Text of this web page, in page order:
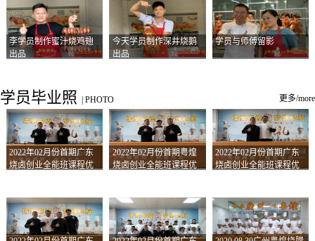
李学员制作蜜汁烧鸡翅
出品
今天学员制作深井烧鹅
出品
学员与师傅留影
学员毕业照 PHOTO 更多/more
2022年02月份首期广东
烧卤创业全能班课程优
2022年02月份首期粤煌
烧卤创业全能班课程优
2022年02月份首期广东
烧卤创业全能班课程优